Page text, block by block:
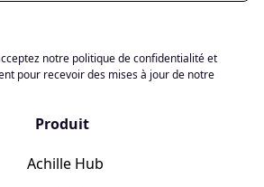
notre politique de confidentialité et
pour recevoir des mises à jour de notre
Produit
Achille Hub